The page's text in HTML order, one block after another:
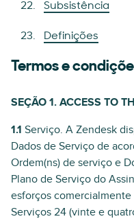
Subsistência
Definições
Termos e
SEÇÃO 1. ACCESS TO
1.1 Serviço. A Zendesk
Dados de Serviço de
Ordem(ns) de serviço e
Plano de Serviço do
esforços
Serviços 24 (vinte e